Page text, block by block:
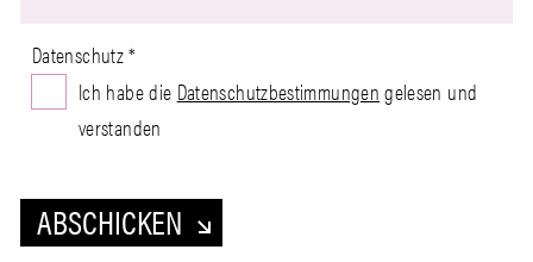
Datenschutz*
Ich habe die Datenschutzbestimmungen gelesen und
verstanden
ABSCHICKEN